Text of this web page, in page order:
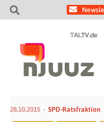
28.10.2015 SPD-Ratsfraktion